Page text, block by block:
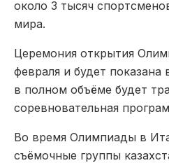
около 3 тысяч
мира.
Церемония открытия
февраля и будет
в полном объёме будет
соревновательная
Во время Олимпиады в
съёмочные группы